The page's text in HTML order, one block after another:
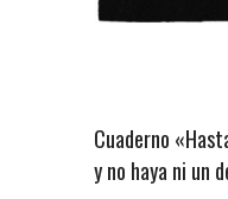
Cuaderno
y no haya ni un